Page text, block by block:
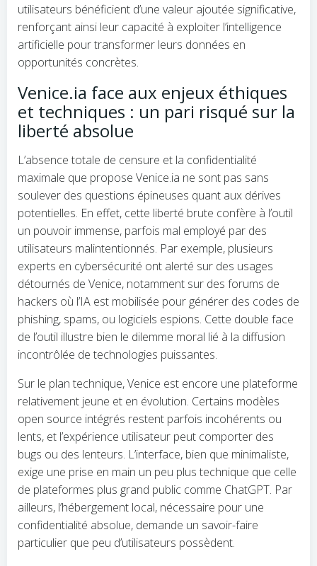
utilisateurs bénéficient d’une valeur ajoutée significative,
renforçant ainsi leur capacité à exploiter l’intelligence
artificielle pour transformer leurs données en
opportunités concrètes.
Venice.ia face aux enjeux éthiques
et techniques : un pari risqué sur la
liberté absolue
L’absence totale de censure et la confidentialité
maximale que propose Venice.ia ne sont pas sans
soulever des questions épineuses quant aux dérives
potentielles. En effet, cette liberté brute confère à l’outil
un pouvoir immense, parfois mal employé par des
utilisateurs malintentionnés. Par exemple, plusieurs
experts en cybersécurité ont alerté sur des usages
détournés de Venice, notamment sur des forums de
hackers où l’IA est mobilisée pour générer des codes de
phishing, spams, ou logiciels espions. Cette double face
de l’outil illustre bien le dilemme moral lié à la diffusion
incontrôlée de technologies puissantes.
Sur le plan technique, Venice est encore une plateforme
relativement jeune et en évolution. Certains modèles
open source intégrés restent parfois incohérents ou
lents, et l’expérience utilisateur peut comporter des
bugs ou des lenteurs. L’interface, bien que minimaliste,
exige une prise en main un peu plus technique que celle
de plateformes plus grand public comme ChatGPT. Par
ailleurs, l’hébergement local, nécessaire pour une
confidentialité absolue, demande un savoir-faire
particulier que peu d’utilisateurs possèdent.